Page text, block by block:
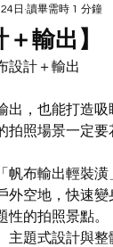
＋輸出】
日 讀畢需時 1 分鐘
設計＋輸出
出，也能打造吸
拍照場景一定要
帆布輸出輕裝潢
外空地，快速變
性的拍照景點。
主題式設計與整